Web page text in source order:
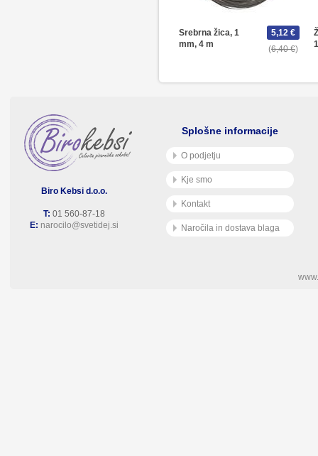
Srebrna žica, 1
mm, 4 m
6,40 €
5,12 €
Biro Kebsi d.o.o.
T: 01 560-87-18
E: narocilo@svetidej.si
Splošne informacije
O podjetju
Kje smo
Kontakt
Naročila in dostava blaga